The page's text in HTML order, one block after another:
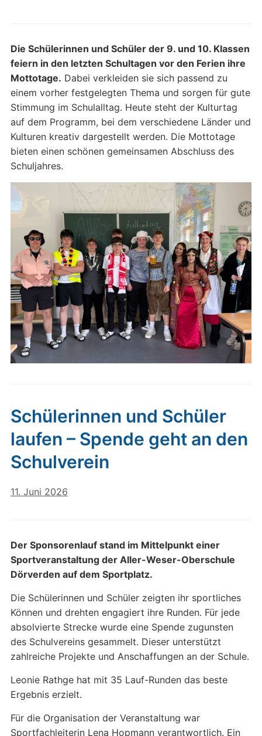
Die Schülerinnen und Schüler der 9. und 10. Klassen
feiern in den letzten Schultagen vor den Ferien ihre
Mottotage. Dabei verkleiden sie sich passend zu
einem vorher festgelegten Thema und sorgen für gute
Stimmung im Schulalltag. Heute steht der Kulturtag
auf dem Programm, bei dem verschiedene Länder und
Kulturen kreativ dargestellt werden. Die Mottotage
bieten einen schönen gemeinsamen Abschluss des
Schuljahres.
Schülerinnen und Schüler
laufen – Spende geht an den
Schulverein
11. Juni 2026
Der Sponsorenlauf stand im Mittelpunkt einer
Sportveranstaltung der Aller-Weser-Oberschule
Dörverden auf dem Sportplatz.
Die Schülerinnen und Schüler zeigten ihr sportliches
Können und drehten engagiert ihre Runden. Für jede
absolvierte Strecke wurde eine Spende zugunsten
des Schulvereins gesammelt. Dieser unterstützt
zahlreiche Projekte und Anschaffungen an der Schule.
Leonie Rathge hat mit 35 Lauf-Runden das beste
Ergebnis erzielt.
Für die Organisation der Veranstaltung war
Sportfachleiterin Lena Hopmann verantwortlich. Ein